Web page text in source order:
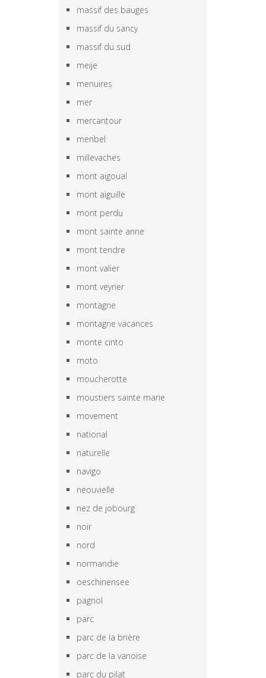
massif des bauges
massif du sancy
massif du sud
meije
menuires
mer
mercantour
meribel
millevaches
mont aigoual
mont aiguille
mont perdu
mont sainte anne
mont tendre
mont valier
mont veyrier
montagne
montagne vacances
monte cinto
moto
moucherotte
moustiers sainte marie
movement
national
naturelle
navigo
neouvielle
nez de jobourg
noir
nord
normandie
oeschinensee
pagnol
parc
parc de la brière
parc de la vanoise
parc du pilat